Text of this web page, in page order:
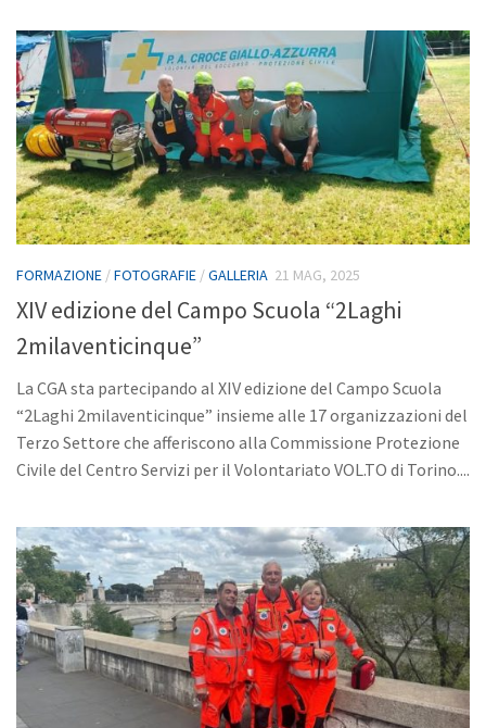
FORMAZIONE /FOTOGRAFIE /GALLERIA 21 MAG, 2025
XIV edizione del Campo Scuola “2Laghi
2milaventicinque”
La CGA sta partecipando al XIV edizione del Campo Scuola
“2Laghi 2milaventicinque” insieme alle 17 organizzazioni del
Terzo Settore che afferiscono alla Commissione Protezione
Civile del Centro Servizi per il Volontariato VOL.TO di Torino....